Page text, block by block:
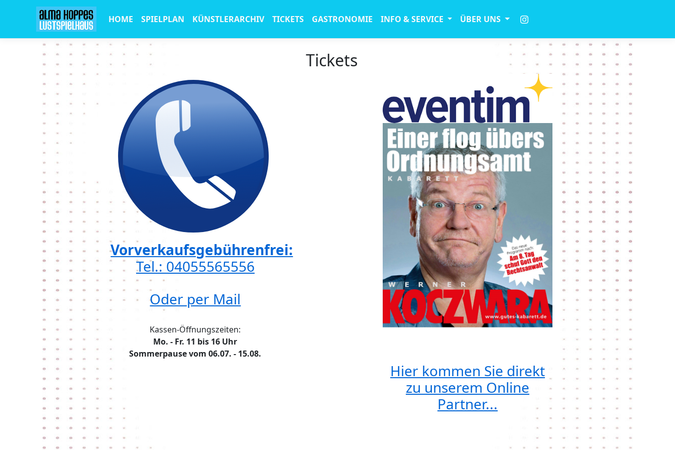
HOME SPIELPLAN KÜNSTLERARCHIV TICKETS GASTRONOMIE INFO & SERVICE ÜBER UNS
Tickets
Vorverkaufsgebührenfrei:
Tel.: 04055565556
Oder per Mail
Kassen-Öffnungszeiten:
Mo. - Fr. 11 bis 16 Uhr
Sommerpause vom 06.07. - 15.08.
Hier kommen Sie direkt
zu unserem Online
Partner...